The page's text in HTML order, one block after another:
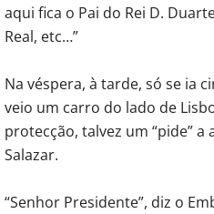
aqui fica o Pai do Rei D.
Real, etc…”
Na véspera, à tarde, só se ia
veio um carro do lado de
protecção, talvez um “pide” a
Salazar.
“Senhor Presidente”, diz o